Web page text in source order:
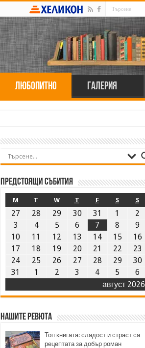
Любопитно Галерия
Предстоящи събития
август 2026
M T W T F S S
27 28 29 30 31 1
2
3
4 5 6 7 8
9
10
11 12 13 14 15
16
17
18 19 20 21 22
23
24
25 26 27 28 29
30
31
1 2 3 4 5 6
Нашите ревюта
Топ книгата: сладост и страст са
рецептата за добър роман